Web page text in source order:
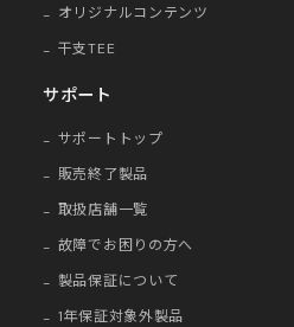
オリジナルコンテンツ
干支TEE
サポート
サポートトップ
販売終了製品
取扱店舗一覧
故障でお困りの方へ
製品保証について
1年保証対象外製品